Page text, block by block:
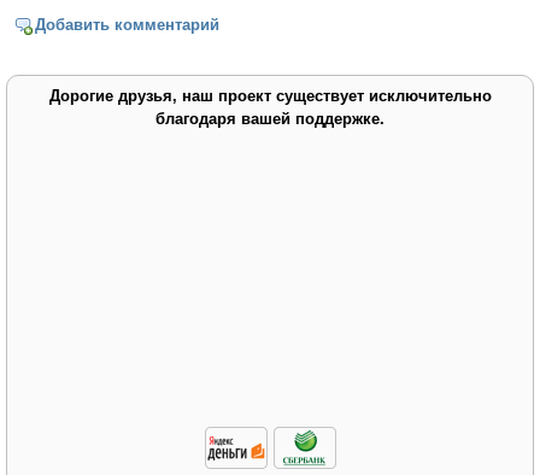
Добавить комментарий
Дорогие друзья, наш проект существует исключительно
благодаря вашей поддержке.